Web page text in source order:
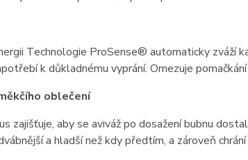
Technologie ProSense® automaticky zváží
k důkladnému vyprání. Omezuje
oblečení
zajišťuje, aby se aviváž po dosažení bubnu
a hladší než kdy předtím, a zároveň